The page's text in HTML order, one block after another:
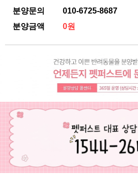
분양문의
010-6725-8687
분양금액
0원